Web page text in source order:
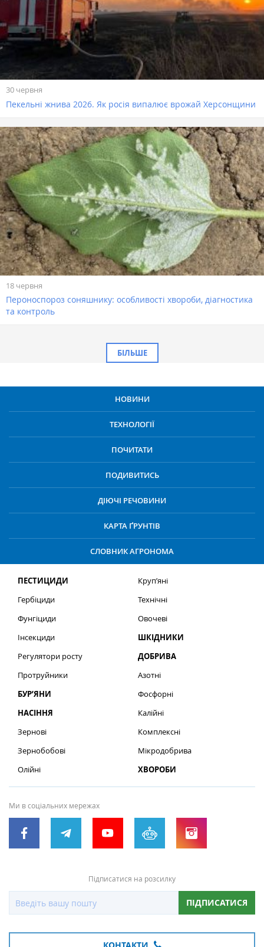
30 червня
Пекельні жнива 2026. Як росія випалює врожай Херсонщини
18 червня
Пероноспороз соняшнику: особливості хвороби, діагностика
та контроль
БІЛЬШЕ
НОВИНИ
ТЕХНОЛОГІЇ
ПОЧИТАТИ
ПОДИВИТИСЬ
ДІЮЧІ РЕЧОВИНИ
КАРТА ҐРУНТІВ
СЛОВНИК АГРОНОМА
ПЕСТИЦИДИ
Гербіциди
Фунгіциди
Інсекциди
Регулятори росту
Протруйники
БУР’ЯНИ
НАСІННЯ
Зернові
Зернобобові
Олійні
Круп’яні
Технічні
Овочеві
ШКІДНИКИ
ДОБРИВА
Азотні
Фосфорні
Калійні
Комплексні
Мікродобрива
ХВОРОБИ
Ми в соціальних мережах
Підписатися на розсилку
ПІДПИСАТИСЯ